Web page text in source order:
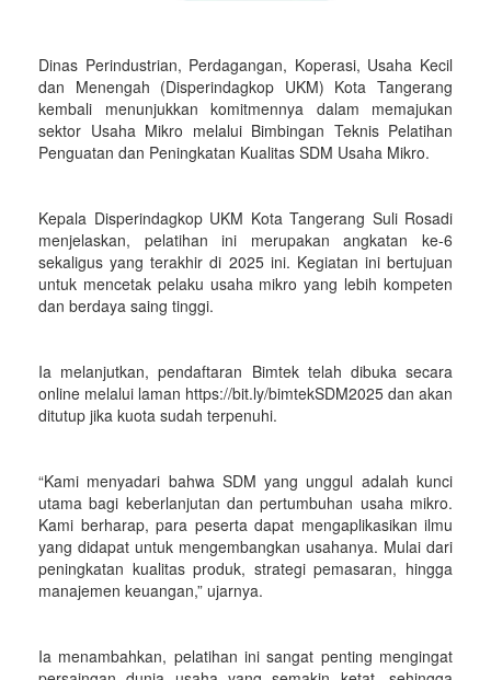
Dinas Perindustrian, Perdagangan, Koperasi, Usaha Kecil
dan Menengah (Disperindagkop UKM) Kota Tangerang
kembali menunjukkan komitmennya dalam memajukan
sektor Usaha Mikro melalui Bimbingan Teknis Pelatihan
Penguatan dan Peningkatan Kualitas SDM Usaha Mikro.
Kepala Disperindagkop UKM Kota Tangerang Suli Rosadi
menjelaskan, pelatihan ini merupakan angkatan ke-6
sekaligus yang terakhir di 2025 ini. Kegiatan ini bertujuan
untuk mencetak pelaku usaha mikro yang lebih kompeten
dan berdaya saing tinggi.
Ia melanjutkan, pendaftaran Bimtek telah dibuka secara
online melalui laman https://bit.ly/bimtekSDM2025 dan akan
ditutup jika kuota sudah terpenuhi.
“Kami menyadari bahwa SDM yang unggul adalah kunci
utama bagi keberlanjutan dan pertumbuhan usaha mikro.
Kami berharap, para peserta dapat mengaplikasikan ilmu
yang didapat untuk mengembangkan usahanya. Mulai dari
peningkatan kualitas produk, strategi pemasaran, hingga
manajemen keuangan,” ujarnya.
Ia menambahkan, pelatihan ini sangat penting mengingat